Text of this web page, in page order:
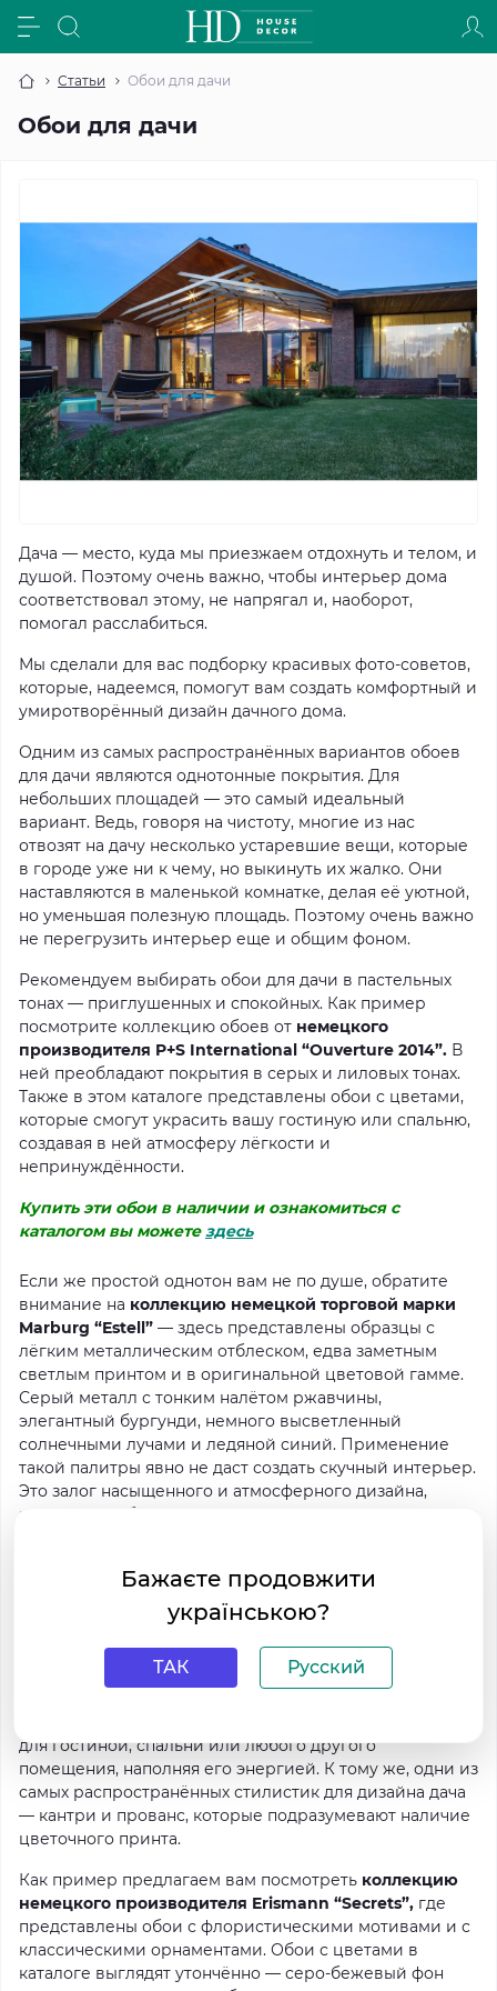
Статьи Обои для дачи
Обои для дачи
Дача — место, куда мы приезжаем отдохнуть и телом, и
душой. Поэтому очень важно, чтобы интерьер дома
соответствовал этому, не напрягал и, наоборот,
помогал расслабиться.
Мы сделали для вас подборку красивых фото-советов,
которые, надеемся, помогут вам создать комфортный и
умиротворённый дизайн дачного дома.
Одним из самых распространённых вариантов обоев
для дачи являются однотонные покрытия. Для
небольших площадей — это самый идеальный
вариант. Ведь, говоря на чистоту, многие из нас
отвозят на дачу несколько устаревшие вещи, которые
в городе уже ни к чему, но выкинуть их жалко. Они
наставляются в маленькой комнатке, делая её уютной,
но уменьшая полезную площадь. Поэтому очень важно
не перегрузить интерьер еще и общим фоном.
Рекомендуем выбирать обои для дачи в пастельных
тонах — приглушенных и спокойных. Как пример
посмотрите коллекцию обоев от немецкого
производителя P+S International “Ouverture 2014”. В
ней преобладают покрытия в серых и лиловых тонах.
Также в этом каталоге представлены обои с цветами,
которые смогут украсить вашу гостиную или спальню,
создавая в ней атмосферу лёгкости и
непринуждённости.
Купить эти обои в наличии и ознакомиться с
каталогом вы можетездесь
Если же простой однотон вам не по душе, обратите
внимание на коллекцию немецкой торговой марки
Marburg “Estell” — здесь представлены образцы с
лёгким металлическим отблеском, едва заметным
светлым принтом и в оригинальной цветовой гамме.
Серый металл с тонким налётом ржавчины,
элегантный бургунди, немного высветленный
солнечными лучами и ледяной синий. Применение
такой палитры явно не даст создать скучный интерьер.
Это залог насыщенного и атмосферного дизайна,
который вас будет вдохновлять и мотивировать.
Не секрет, что многие дачники — это люди, уже
добившиеся своего в жизни и просто желающие
полноценно отдыхать, им может показаться, что
для гостиной, спальни или любого другого
помещения, наполняя его энергией. К тому же, одни из
самых распространённых стилистик для дизайна дача
— кантри и прованс, которые подразумевают наличие
цветочного принта.
Как пример предлагаем вам посмотреть коллекцию
немецкого производителя Erismann “Secrets”, где
представлены обои с флористическими мотивами и с
классическими орнаментами. Обои с цветами в
каталоге выглядят утончённо — серо-бежевый фон
Бажаєте продовжити
українською?
ТАК Русский